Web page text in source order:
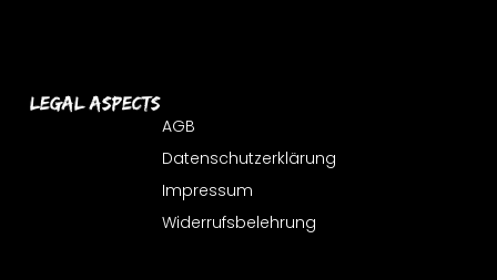
Legal Aspects
AGB
Datenschutzerklärung
Impressum
Widerrufsbelehrung